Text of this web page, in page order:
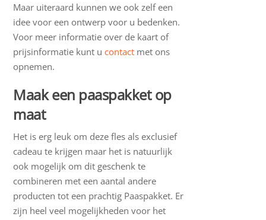
Maar uiteraard kunnen we ook zelf een
idee voor een ontwerp voor u bedenken.
Voor meer informatie over de kaart of
prijsinformatie kunt ucontact met ons
opnemen.
Maak een paaspakket op
maat
Het is erg leuk om deze fles als exclusief
cadeau te krijgen maar het is natuurlijk
ook mogelijk om dit geschenk te
combineren met een aantal andere
producten tot een prachtig Paaspakket. Er
zijn heel veel mogelijkheden voor het